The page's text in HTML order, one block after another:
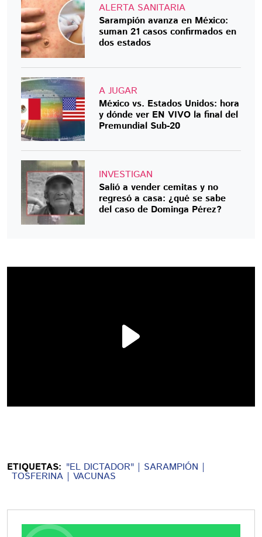
ALERTA SANITARIA
Sarampión avanza en México:
suman 21 casos confirmados en
dos estados
A JUGAR
México vs. Estados Unidos: hora
y dónde ver EN VIVO la final del
Premundial Sub-20
INVESTIGAN
Salió a vender cemitas y no
regresó a casa: ¿qué se sabe
del caso de Dominga Pérez?
ETIQUETAS: "EL DICTADOR" SARAMPIÓN
TOSFERINA VACUNAS